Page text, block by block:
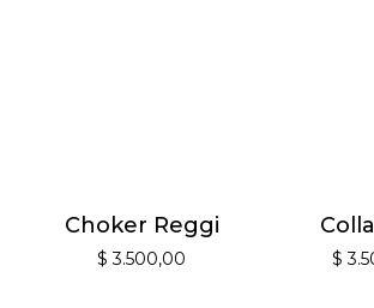
Choker Reggi
$ 3.500,00 $